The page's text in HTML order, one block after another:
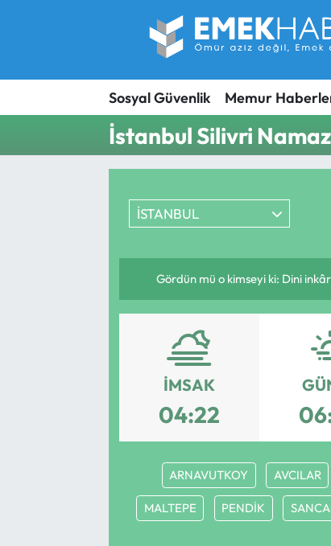
Sosyal Güvenlik Memur
İstanbul Silivri
İSTANBUL
Gördün mü o kimseyi ki: Dini
İMSAK
04:22
ARNAVUTKOY AVCILAR
MALTEPE PENDİK
SORU-CEVAP
Trafik Durumu
Süper Lig Puan Durumu ve Fikstür
Son Dakika Haberleri